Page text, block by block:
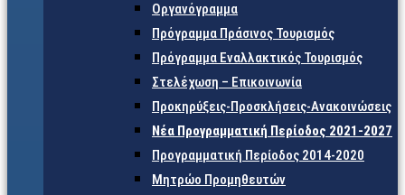
Οργανόγραμμα
Πρόγραμμα Πράσινος Τουρισμός
Πρόγραμμα Εναλλακτικός Τουρισμός
Στελέχωση – Επικοινωνία
Προκηρύξεις-Προσκλήσεις-Ανακοινώσεις
Νέα Προγραμματική Περίοδος 2021-2027
Προγραμματική Περίοδος 2014-2020
Μητρώο Προμηθευτών